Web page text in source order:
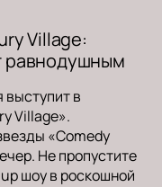
Village:
равнодушным
в
Village».
«Comedy
Не пропустите
шоу в роскошной